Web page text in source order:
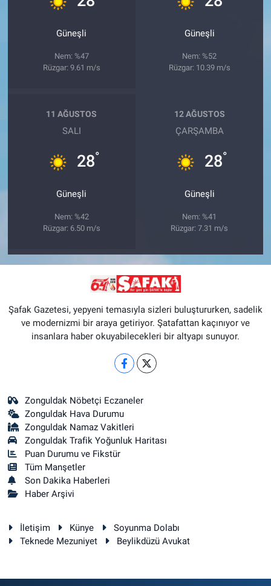
Güneşli
Nem: %47
Rüzgar: 9.61 m/s
Güneşli
Nem: %52
Rüzgar: 10.39 m/s
11 AĞUSTOS
SALI
28°
Güneşli
Nem: %42
Rüzgar: 6.50 m/s
12 AĞUSTOS
ÇARŞAMBA
28°
Güneşli
Nem: %41
Rüzgar: 7.31 m/s
Şafak Gazetesi, yepyeni temasıyla sizleri buluştururken, sadelik
ve modernizmi bir araya getiriyor. Şatafattan kaçınıyor ve
insanlara haber okuyabilecekleri bir altyapı sunuyor.
Zonguldak Nöbetçi Eczaneler
Zonguldak Hava Durumu
Zonguldak Namaz Vakitleri
Zonguldak Trafik Yoğunluk Haritası
Puan Durumu ve Fikstür
Tüm Manşetler
Son Dakika Haberleri
Haber Arşivi
İletişim Künye
Soyunma Dolabı
Teknede Mezuniyet
Beylikdüzü Avukat